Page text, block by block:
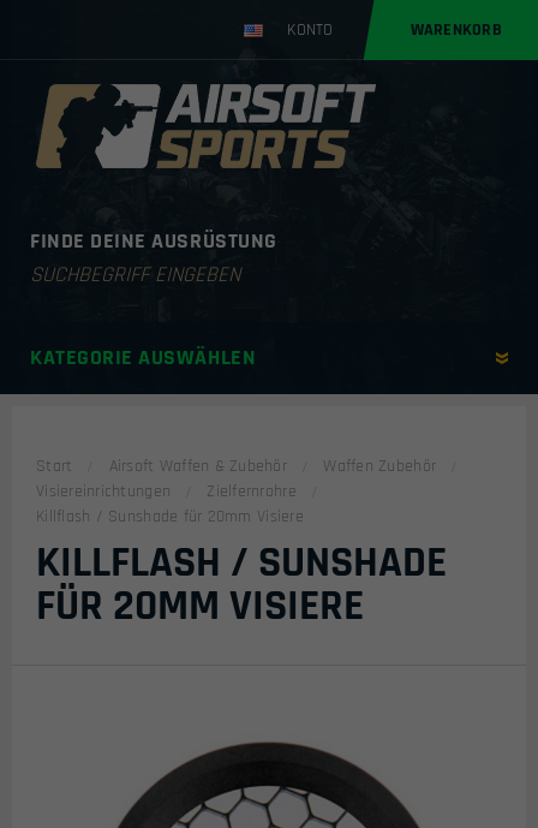
KONTO WARENKORB
FINDE DEINE AUSRÜSTUNG
Products
KATEGORIE AUSWÄHLEN
Start Airsoft Waffen & Zubehör
Waffen Zubehör
Visiereinrichtungen
Zielfernrohre
Killflash / Sunshade für 20mm Visiere
KILLFLASH / SUNSHADE
FÜR 20MM VISIERE